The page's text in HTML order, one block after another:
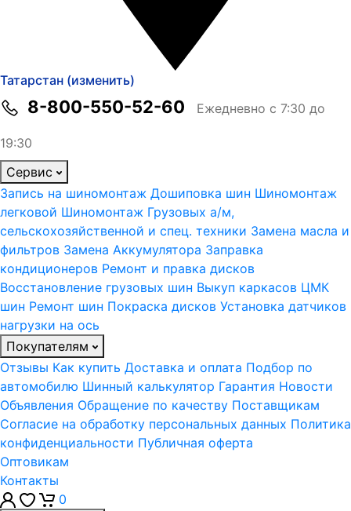
Татарстан (изменить)
8-800-550-52-60 Ежедневно с 7:30 до
19:30
Сервис
Запись на шиномонтаж Дошиповка шин Шиномонтаж
легковой Шиномонтаж Грузовых а/м,
сельскохозяйственной и спец. техники Замена масла и
фильтров Замена Аккумулятора Заправка
кондиционеров Ремонт и правка дисков
Восстановление грузовых шин Выкуп каркасов ЦМК
шин Ремонт шин Покраска дисков Установка датчиков
нагрузки на ось
Покупателям
Отзывы Как купить Доставка и оплата Подбор по
автомобилю Шинный калькулятор Гарантия Новости
Объявления Обращение по качеству Поставщикам
Согласие на обработку персональных данных Политика
конфиденциальности Публичная оферта
Оптовикам
Контакты
0